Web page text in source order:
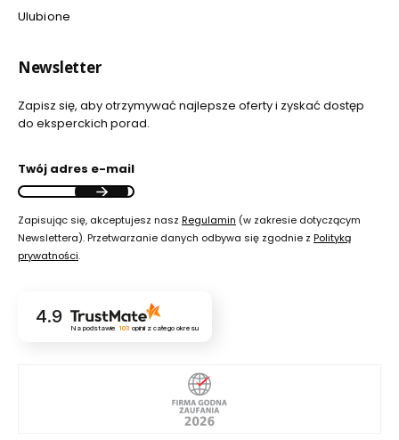
Ulubione
Newsletter
Zapisz się, aby otrzymywać najlepsze oferty i zyskać dostęp
do eksperckich porad.
Twój adres e-mail
Zapisując się, akceptujesz nasz Regulamin (w zakresie dotyczącym
Newslettera). Przetwarzanie danych odbywa się zgodnie z Polityką
prywatności.
4.9
Na podstawie 103 opinii z całego okresu